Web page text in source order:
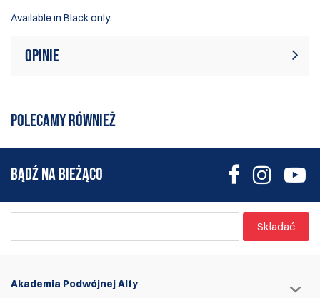
Available in Black only.
Opinie
produktów. Bądź pierwszym, który
pisze recenzję
POLECAMY RÓWNIEŻ
BĄDŹ NA BIEŻĄCO
Składać
Akademia Podwójnej Alfy